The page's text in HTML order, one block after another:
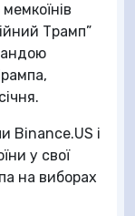
Трамп”
Binance.US і
у свої
на виборах